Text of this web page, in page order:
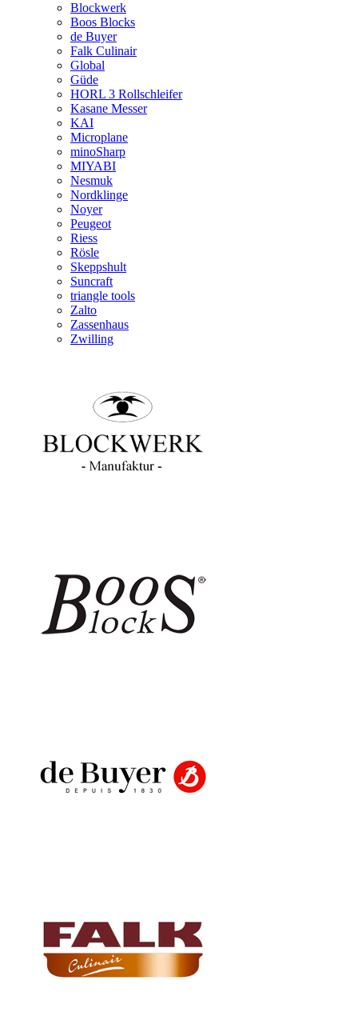
Blockwerk
Boos Blocks
de Buyer
Falk Culinair
Global
Güde
HORL 3 Rollschleifer
Kasane Messer
KAI
Microplane
minoSharp
MIYABI
Nesmuk
Nordklinge
Noyer
Peugeot
Riess
Rösle
Skeppshult
Suncraft
triangle tools
Zalto
Zassenhaus
Zwilling